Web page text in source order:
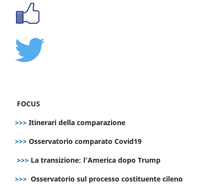
FOCUS
>>> Itinerari della comparazione
>>> Osservatorio comparato Covid19
>>> La transizione: l’America dopo Trump
>>> Osservatorio sul processo costituente cileno